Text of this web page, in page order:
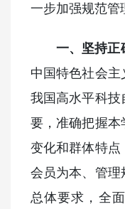
一步加强规范管
一、坚持正
中国特色社会
我国高水平科技
要，准确把握本
变化和群体特点
会员为本、管理
总体要求，全